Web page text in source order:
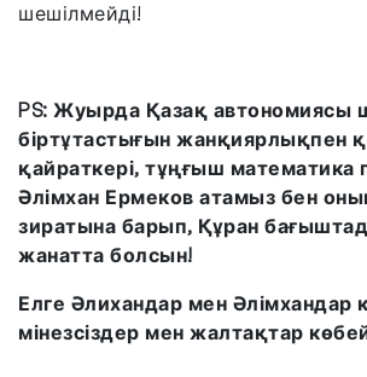
шешілмейді!
PS: Жуырда Қазақ автономиясы
біртұтастығын жанқиярлықпен
қайраткері, тұңғыш
Әлімхан Ермеков атамыз бен
зиратына барып, Құран
жанатта болсын!
Елге Әлихандар мен Әлімхандар
мінезсіздер мен жалтақтар